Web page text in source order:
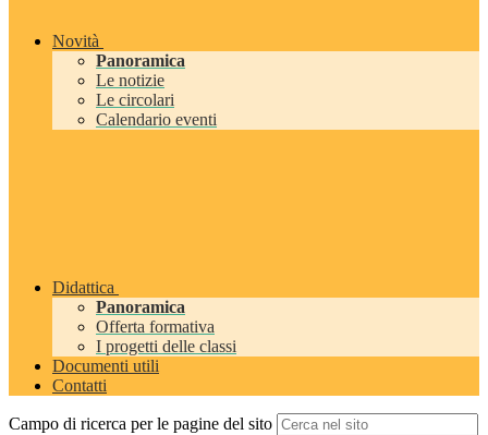
Novità
Panoramica
Le notizie
Le circolari
Calendario eventi
Didattica
Panoramica
Offerta formativa
I progetti delle classi
Documenti utili
Contatti
Campo di ricerca per le pagine del sito